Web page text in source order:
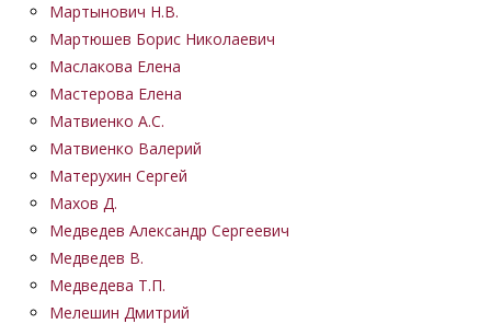
Мартынович Н.В.
Мартюшев Борис Николаевич
Маслакова Елена
Мастерова Елена
Матвиенко А.С.
Матвиенко Валерий
Матерухин Сергей
Махов Д.
Медведев Александр Сергеевич
Медведев В.
Медведева Т.П.
Мелешин Дмитрий